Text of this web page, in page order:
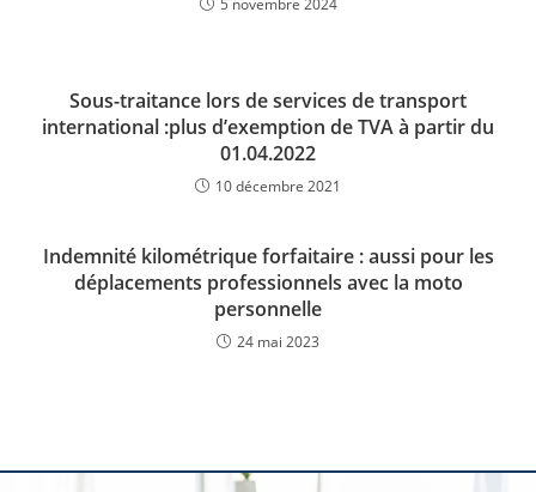
Sous-traitance lors de services de transport
international :plus d’exemption de TVA à partir du
01.04.2022
10 décembre 2021
Indemnité kilométrique forfaitaire : aussi pour les
déplacements professionnels avec la moto
personnelle
24 mai 2023